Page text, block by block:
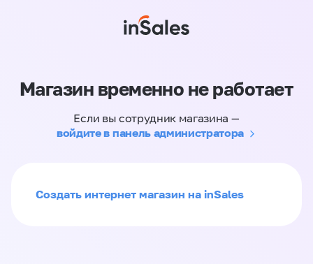
Магазин временно не работает
Если вы сотрудник магазина —
войдите в панель администратора
Создать интернет магазин на inSales